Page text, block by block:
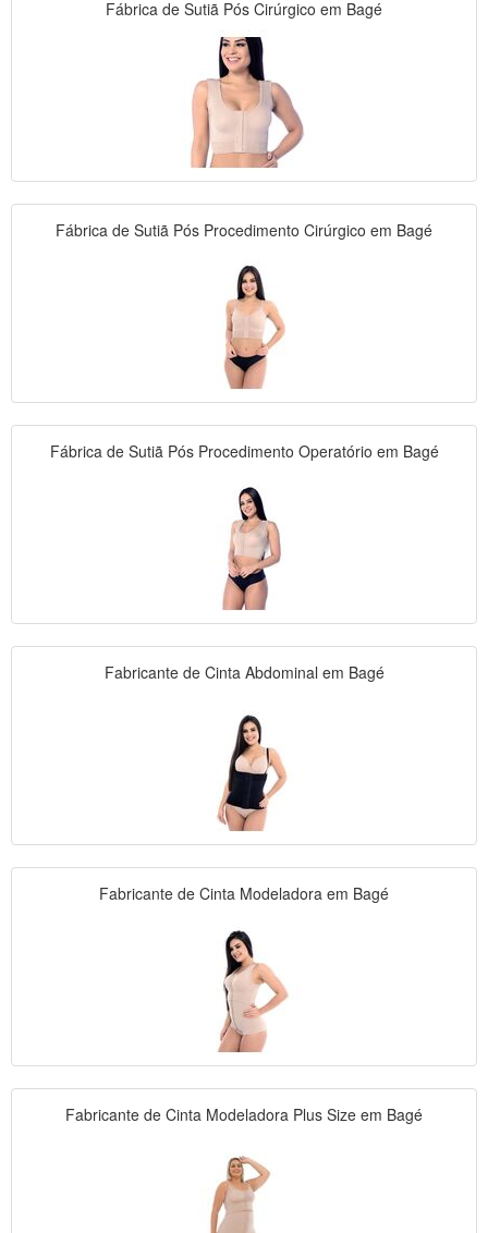
Fábrica de Sutiã Pós Cirúrgico em Bagé
Fábrica de Sutiã Pós Procedimento Cirúrgico em Bagé
Fábrica de Sutiã Pós Procedimento Operatório em Bagé
Fabricante de Cinta Abdominal em Bagé
Fabricante de Cinta Modeladora em Bagé
Fabricante de Cinta Modeladora Plus Size em Bagé